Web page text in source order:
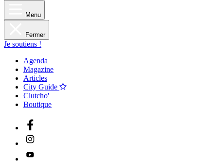
Menu
Fermer
Je soutiens !
Agenda
Magazine
Articles
City Guide
Clutcho'
Boutique